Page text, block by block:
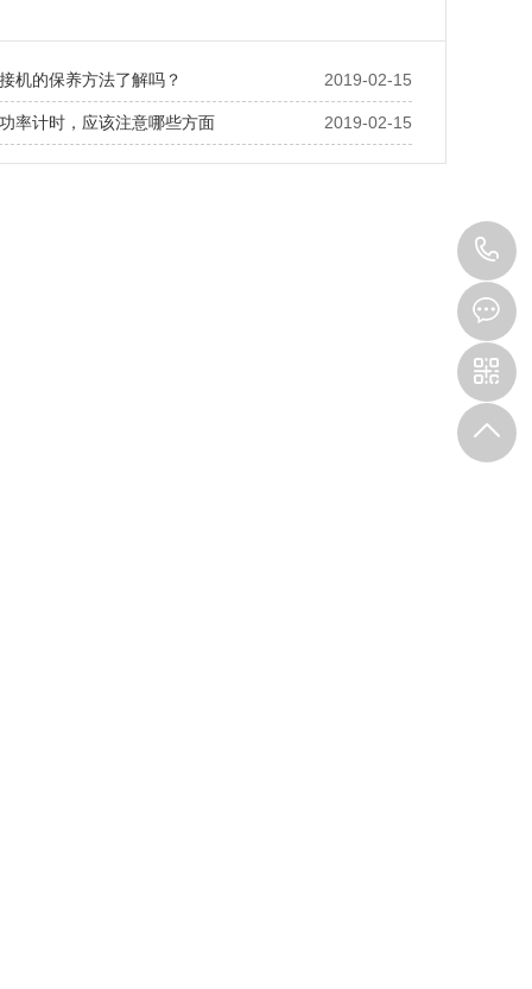
2019-02-15
机的保养方法了解吗？
2019-02-15
率计时，应该注意哪些方面